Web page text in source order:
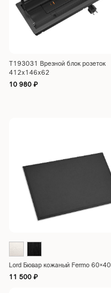
Т193031 Врезной блок розеток
412x146x62
10 980 ₽
Lord Бювар кожаный Fermo 60×40
11 500 ₽